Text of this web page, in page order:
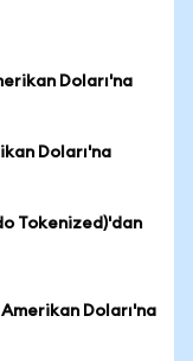
Doları'na
Doları'na
Tokenized)'dan
Doları'na